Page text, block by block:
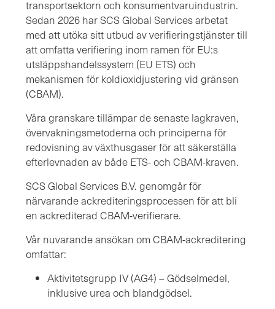
transportsektorn och konsumentvaruindustrin.
Sedan 2026 har SCS Global Services arbetat
med att utöka sitt utbud av verifieringstjänster till
att omfatta verifiering inom ramen för EU:s
utsläppshandelssystem (EU ETS) och
mekanismen för koldioxidjustering vid gränsen
(CBAM).
Våra granskare tillämpar de senaste lagkraven,
övervakningsmetoderna och principerna för
redovisning av växthusgaser för att säkerställa
efterlevnaden av både ETS- och CBAM-kraven.
SCS Global Services B.V. genomgår för
närvarande ackrediteringsprocessen för att bli
en ackrediterad CBAM-verifierare.
Vår nuvarande ansökan om CBAM-ackreditering
omfattar:
Aktivitetsgrupp IV (AG4) – Gödselmedel,
inklusive urea och blandgödsel.